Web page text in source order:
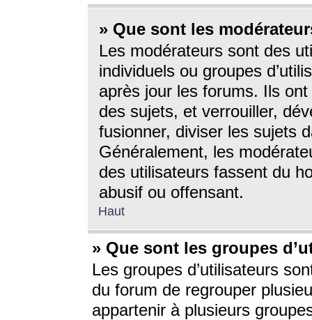
» Que sont les
Les modérateurs sont des
individuels ou groupes
après jour les forums. Ils ont
des sujets, et verrouiller,
fusionner, diviser les sujets
Généralement, les
des utilisateurs fassent du
abusif ou offensant.
Haut
» Que sont les groupes
Les groupes d’utilisateurs
du forum de regrouper
appartenir à plusieurs